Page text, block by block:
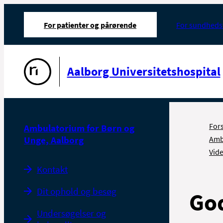
For patienter og pårørende For
Aalborg Universitetshospital
Ambulatorium for Børn og
Unge, Aalborg
Kontakt
Dit ophold og besøg
Undersøgelser og